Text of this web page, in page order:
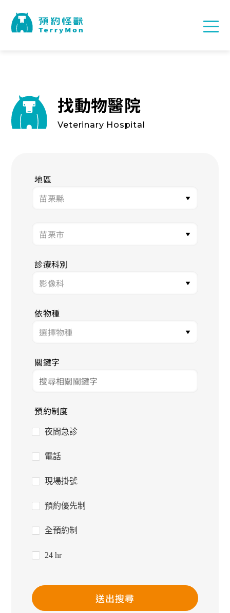
找動物醫院
Veterinary Hospital
地區
診療科別
依物種
關鍵字
預約制度
夜間急診
電話
現場掛號
預約優先制
全預約制
24 hr
送出搜尋